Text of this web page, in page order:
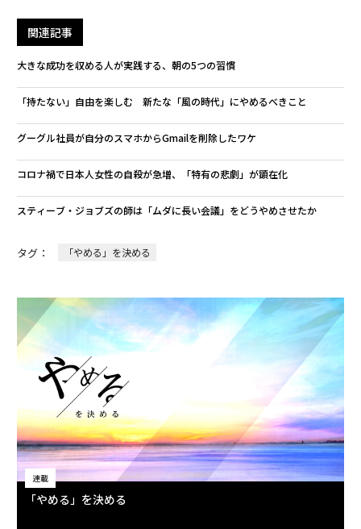
関連記事
大きな成功を収める人が実践する、朝の5つの習慣
「持たない」自由を楽しむ 新たな「風の時代」にやめるべきこと
グーグル社員が自分のスマホからGmailを削除したワケ
コロナ禍で日本人女性の自殺が急増、「特有の悲劇」が顕在化
スティーブ・ジョブズの師は「ムダに長い会議」をどうやめさせたか
タグ： 「やめる」を決める
連載
「やめる」を決める